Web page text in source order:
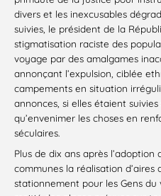
divers et les inexcusables
suivies, le président de la
stigmatisation raciste des
voyage par des amalgames
annonçant l’expulsion, ciblée
campements en situation
annonces, si elles étaient
qu’envenimer les choses en
séculaires.
Plus de dix ans après l’adoption
communes la réalisation d’aires
stationnement pour les Gens du